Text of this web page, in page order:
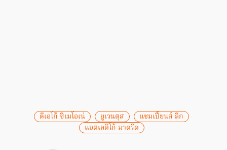
ดีเอโก้ ซิเมโอเน่ ยูเวนตุส
แชมเปี้ยนส์ ลีก
แอตเลติโก้ มาดริด